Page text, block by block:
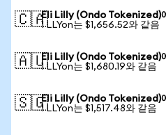
🇨🇦Eli Lilly (Ondo Tokenized)
1 LLYon는 $1,656.52와 같음
🇦🇺Eli Lilly (Ondo Tokenized)
1 LLYon는 $1,680.19와 같음
🇸🇬Eli Lilly (Ondo Tokenized)
1 LLYon는 $1,517.48와 같음